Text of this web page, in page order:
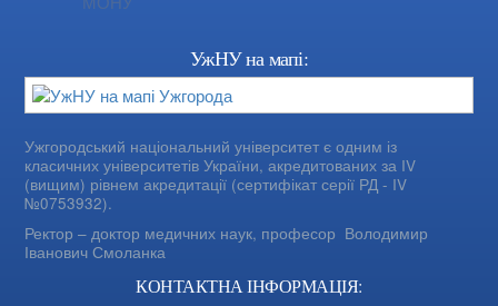
УжНУ на мапі:
Ужгородський національний університет є одним із
класичних університетів України, акредитованих за IV
(вищим) рівнем акредитації (сертифікат серії РД - IV
№0753932).
Ректор – доктор медичних наук, професор Володимир
Іванович Смоланка
КОНТАКТНА ІНФОРМАЦІЯ: